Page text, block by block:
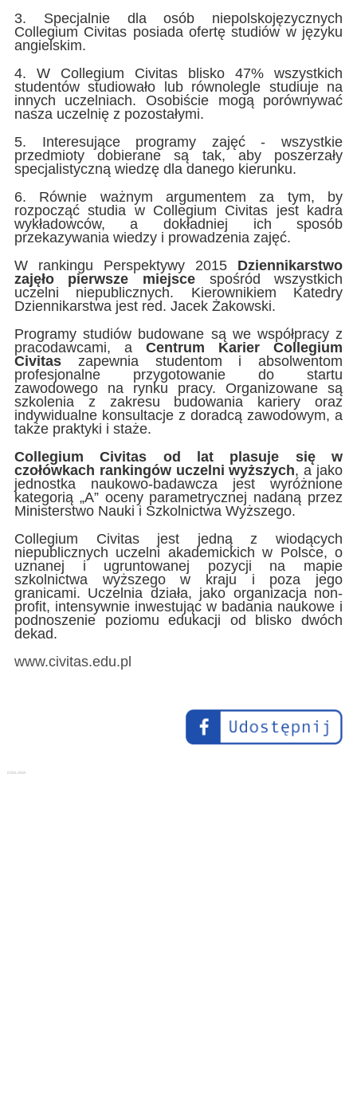
3. Specjalnie dla osób niepolskojęzycznych
Collegium Civitas posiada ofertę studiów w języku
angielskim.
4. W Collegium Civitas blisko 47% wszystkich
studentów studiowało lub równolegle studiuje na
innych uczelniach. Osobiście mogą porównywać
nasza uczelnię z pozostałymi.
5. Interesujące programy zajęć - wszystkie
przedmioty dobierane są tak, aby poszerzały
specjalistyczną wiedzę dla danego kierunku.
6. Równie ważnym argumentem za tym, by
rozpocząć studia w Collegium Civitas jest kadra
wykładowców, a dokładniej ich sposób
przekazywania wiedzy i prowadzenia zajęć.
W rankingu Perspektywy 2015 Dziennikarstwo
zajęło pierwsze miejsce spośród wszystkich
uczelni niepublicznych. Kierownikiem Katedry
Dziennikarstwa jest red. Jacek Żakowski.
Programy studiów budowane są we współpracy z
pracodawcami, a Centrum Karier Collegium
Civitaszapewnia studentom i absolwentom
profesjonalne przygotowanie do startu
zawodowego na rynku pracy. Organizowane są
szkolenia z zakresu budowania kariery oraz
indywidualne konsultacje z doradcą zawodowym, a
także praktyki i staże.
Collegium Civitas od lat plasuje się w
czołówkach rankingów uczelni wyższych, a jako
jednostka naukowo-badawcza jest wyróżnione
kategorią „A” oceny parametrycznej nadaną przez
Ministerstwo Nauki i Szkolnictwa Wyższego.
Collegium Civitas jest jedną z wiodących
niepublicznych uczelni akademickich w Polsce, o
uznanej i ugruntowanej pozycji na mapie
szkolnictwa wyższego w kraju i poza jego
granicami. Uczelnia działa, jako organizacja non-
profit, intensywnie inwestując w badania naukowe i
podnoszenie poziomu edukacji od blisko dwóch
dekad.
www.civitas.edu.pl